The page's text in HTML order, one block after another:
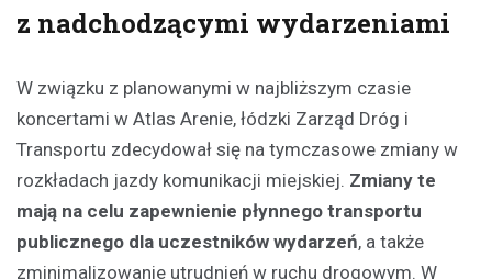
z nadchodzącymi wydarzeniami
W związku z planowanymi w najbliższym czasie
koncertami w Atlas Arenie, łódzki Zarząd Dróg i
Transportu zdecydował się na tymczasowe zmiany w
rozkładach jazdy komunikacji miejskiej. Zmiany te
mają na celu zapewnienie płynnego transportu
publicznego dla uczestników wydarzeń, a także
zminimalizowanie utrudnień w ruchu drogowym. W